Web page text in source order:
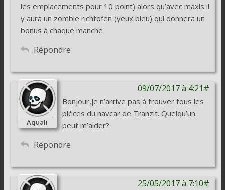
les emplacements pour 10 point) alors qu’avec maxis il
y aura un zombie richtofen (yeux bleu) qui donnera un
bonus à chaque manche
Répondre
09/07/2017 à 4:21#
Aquali
Bonjour,je n’arrive pas à trouver tous les
pièces du navcar de Tranzit. Quelqu’un
peut m’aider?
Répondre
25/05/2017 à 7:10#